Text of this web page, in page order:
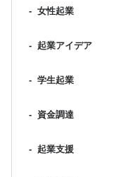
- 女性起業
- 起業アイデア
- 学生起業
- 資金調達
- 起業支援